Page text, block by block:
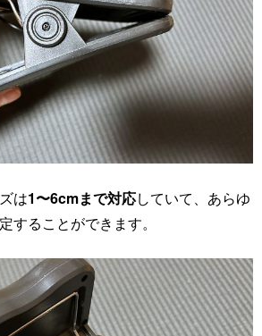
は1〜6cmまで対応していて、あらゆ
することができます。